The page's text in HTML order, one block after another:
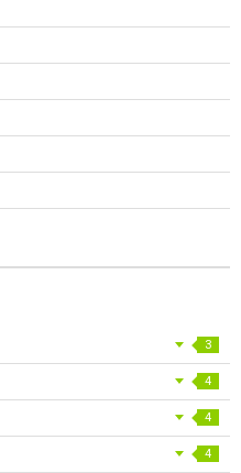
3
4
4
4